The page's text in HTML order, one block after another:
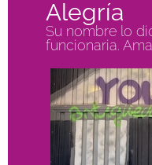
Alegría
Su nombre lo
funcionaria.